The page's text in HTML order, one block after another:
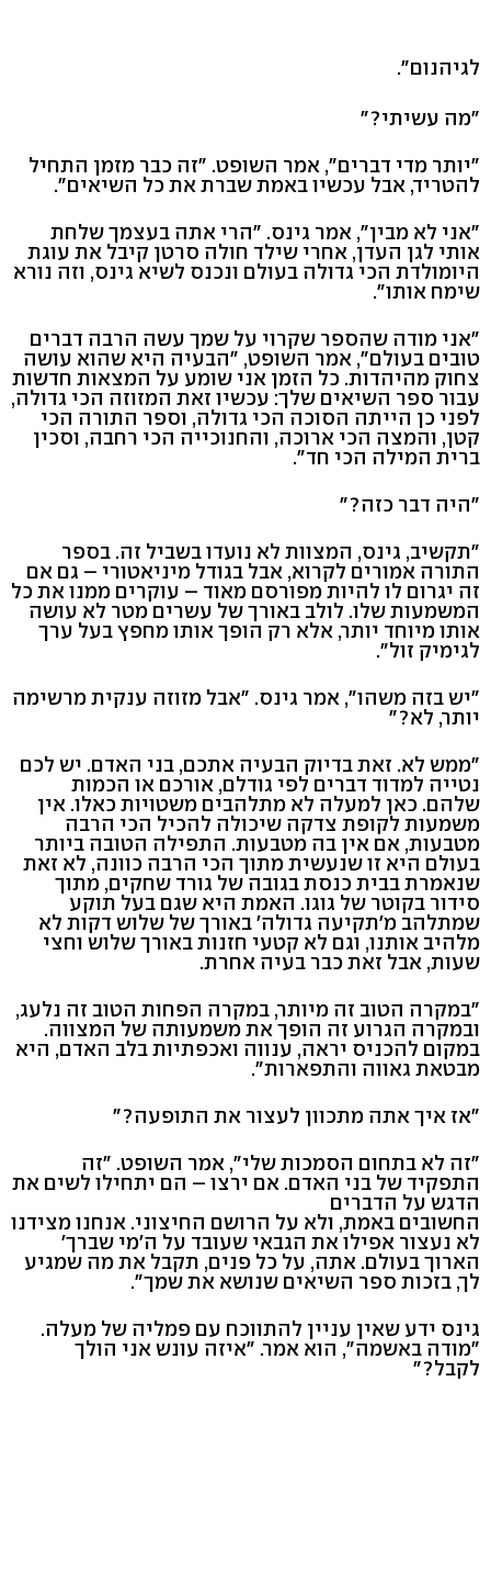
לגיהנום".
"מה עשיתי?"
"יותר מדי דברים", אמר השופט. "זה כבר מזמן התחיל
להטריד, אבל עכשיו באמת שברת את כל השיאים".
"אני לא מבין", אמר גינס. "הרי אתה בעצמך שלחת
אותי לגן העדן, אחרי שילד חולה סרטן קיבל את עוגת
היומולדת הכי גדולה בעולם ונכנס לשיא גינס, וזה נורא
שימח אותו".
"אני מודה שהספר שקרוי על שמך עשה הרבה דברים
טובים בעולם", אמר השופט, "הבעיה היא שהוא עושה
צחוק מהיהדות. כל הזמן אני שומע על המצאות חדשות
עבור ספר השיאים שלך: עכשיו זאת המזוזה הכי גדולה,
לפני כן הייתה הסוכה הכי גדולה, וספר התורה הכי
קטן, והמצה הכי ארוכה, והחנוכייה הכי רחבה, וסכין
ברית המילה הכי חד".
"היה דבר כזה?"
"תקשיב, גינס, המצוות לא נועדו בשביל זה. בספר
התורה אמורים לקרוא, אבל בגודל מיניאטורי – גם אם
זה יגרום לו להיות מפורסם מאוד – עוקרים ממנו את כל
המשמעות שלו. לולב באורך של עשרים מטר לא עושה
אותו מיוחד יותר, אלא רק הופך אותו מחפץ בעל ערך
לגימיק זול".
"יש בזה משהו", אמר גינס. "אבל מזוזה ענקית מרשימה
יותר, לא?"
"ממש לא. זאת בדיוק הבעיה אתכם, בני האדם. יש לכם
נטייה למדוד דברים לפי גודלם, אורכם או הכמות
שלהם. כאן למעלה לא מתלהבים משטויות כאלו. אין
משמעות לקופת צדקה שיכולה להכיל הכי הרבה
מטבעות, אם אין בה מטבעות. התפילה הטובה ביותר
בעולם היא זו שנעשית מתוך הכי הרבה כוונה, לא זאת
שנאמרת בבית כנסת בגובה של גורד שחקים, מתוך
סידור בקוטר של גוגו. האמת היא שגם בעל תוקע
שמתלהב מ'תקיעה גדולה' באורך של שלוש דקות לא
מלהיב אותנו, וגם לא קטעי חזנות באורך שלוש וחצי
שעות, אבל זאת כבר בעיה אחרת.
"במקרה הטוב זה מיותר, במקרה הפחות הטוב זה נלעג,
ובמקרה הגרוע זה הופך את משמעותה של המצווה.
במקום להכניס יראה, ענווה ואכפתיות בלב האדם, היא
מבטאת גאווה והתפארות".
"אז איך אתה מתכוון לעצור את התופעה?"
"זה לא בתחום הסמכות שלי", אמר השופט. "זה
התפקיד של בני האדם. אם ירצו – הם יתחילו לשים את
הדגש על הדברים
החשובים באמת, ולא על הרושם החיצוני. אנחנו מצידנו
לא נעצור אפילו את הגבאי שעובד על ה'מי שברך'
הארוך בעולם. אתה, על כל פנים, תקבל את מה שמגיע
לך, בזכות ספר השיאים שנושא את שמך".
גינס ידע שאין עניין להתווכח עם פמליה של מעלה.
"מודה באשמה", הוא אמר. "איזה עונש אני הולך
לקבל?"